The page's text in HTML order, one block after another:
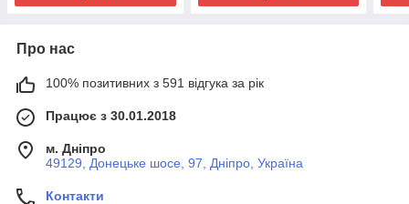
Про нас
100% позитивних з 591 відгука за рік
Працює з 30.01.2018
м. Дніпро
49129, Донецьке шосе, 97, Дніпро, Україна
Контакти